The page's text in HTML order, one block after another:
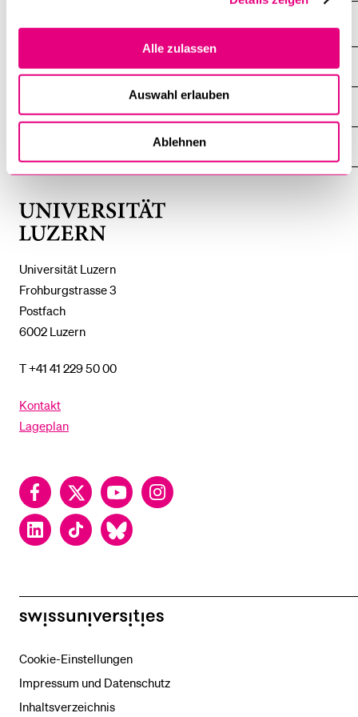
Alle zulassen
Auswahl erlauben
Ablehnen
Universität Luzern
Frohburgstrasse 3
Postfach
6002 Luzern
T +41 41 229 50 00
Kontakt
Lageplan
FacebookTwitter YouTubeInstagram
LinkedInTikTok Bluesky
DIE UNI FÜR ...
ZEIGE
ZEIGE
DAS
DAS
%1$S
swissuniversities
Cookie-Einstellungen
Impressum und Datenschutz
Inhaltsverzeichnis